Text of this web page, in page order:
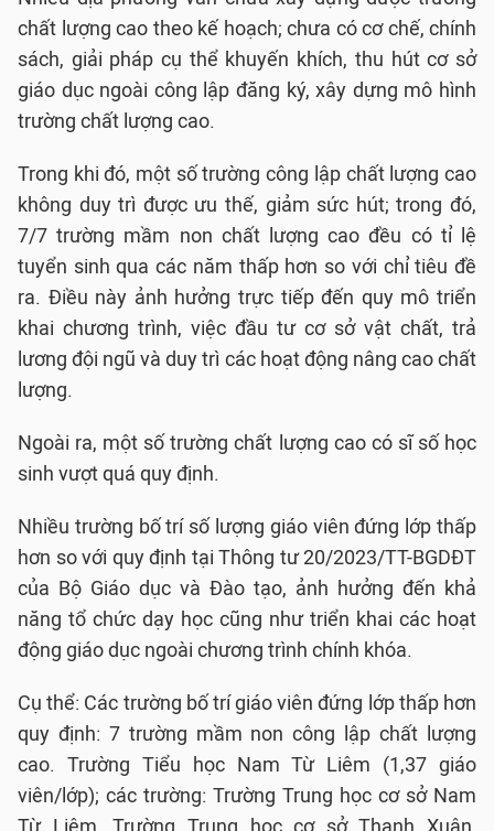
chất lượng cao theo kế hoạch; chưa có cơ chế, chính
sách, giải pháp cụ thể khuyến khích, thu hút cơ sở
giáo dục ngoài công lập đăng ký, xây dựng mô hình
trường chất lượng cao.
Trong khi đó, một số trường công lập chất lượng cao
không duy trì được ưu thế, giảm sức hút; trong đó,
7/7 trường mầm non chất lượng cao đều có tỉ lệ
tuyển sinh qua các năm thấp hơn so với chỉ tiêu đề
ra. Điều này ảnh hưởng trực tiếp đến quy mô triển
khai chương trình, việc đầu tư cơ sở vật chất, trả
lương đội ngũ và duy trì các hoạt động nâng cao chất
lượng.
Ngoài ra, một số trường chất lượng cao có sĩ số học
sinh vượt quá quy định.
Nhiều trường bố trí số lượng giáo viên đứng lớp thấp
hơn so với quy định tại Thông tư 20/2023/TT-BGDĐT
của Bộ Giáo dục và Đào tạo, ảnh hưởng đến khả
năng tổ chức dạy học cũng như triển khai các hoạt
động giáo dục ngoài chương trình chính khóa.
Cụ thể: Các trường bố trí giáo viên đứng lớp thấp hơn
quy định: 7 trường mầm non công lập chất lượng
cao. Trường Tiểu học Nam Từ Liêm (1,37 giáo
viên/lớp); các trường: Trường Trung học cơ sở Nam